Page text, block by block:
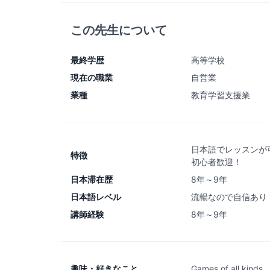
この先生について
最終学歴
高等学校
現在の職業
自営業
業種
教育学習支援業
特徴
日本語でレッスンが
初心者歓迎！
日本滞在歴
8年～9年
日本語レベル
流暢なので自信あり
講師経験
8年～9年